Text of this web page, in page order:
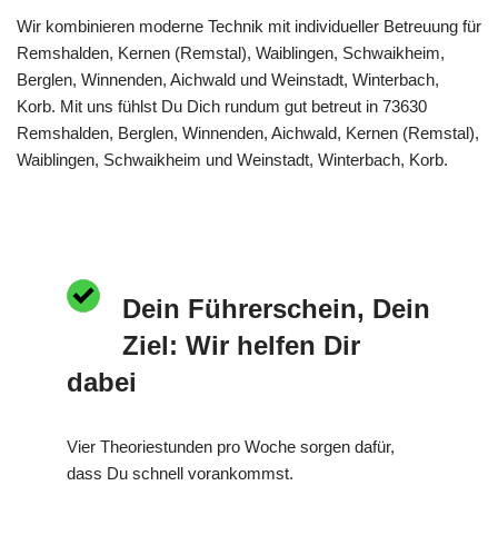
Wir kombinieren moderne Technik mit individueller Betreuung für
Remshalden, Kernen (Remstal), Waiblingen, Schwaikheim,
Berglen, Winnenden, Aichwald und Weinstadt, Winterbach,
Korb. Mit uns fühlst Du Dich rundum gut betreut in 73630
Remshalden, Berglen, Winnenden, Aichwald, Kernen (Remstal),
Waiblingen, Schwaikheim und Weinstadt, Winterbach, Korb.
Dein Führerschein, Dein
Ziel: Wir helfen Dir
dabei
Vier Theoriestunden pro Woche sorgen dafür,
dass Du schnell vorankommst.